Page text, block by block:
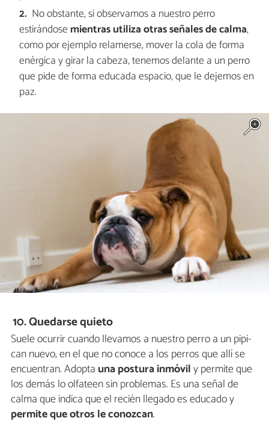
No obstante, si observamos a nuestro perro
estirándose mientras utiliza otras señales de calma,
como por ejemplo relamerse, mover la cola de forma
enérgica y girar la cabeza, tenemos delante a un perro
que pide de forma educada espacio, que le dejemos en
paz.
10. Quedarse quieto
Suele ocurrir cuando llevamos a nuestro perro a un pipi-
can nuevo, en el que no conoce a los perros que allí se
encuentran. Adopta una postura inmóvily permite que
los demás lo olfateen sin problemas. Es una señal de
calma que indica que el recién llegado es educado y
permite que otros le conozcan.